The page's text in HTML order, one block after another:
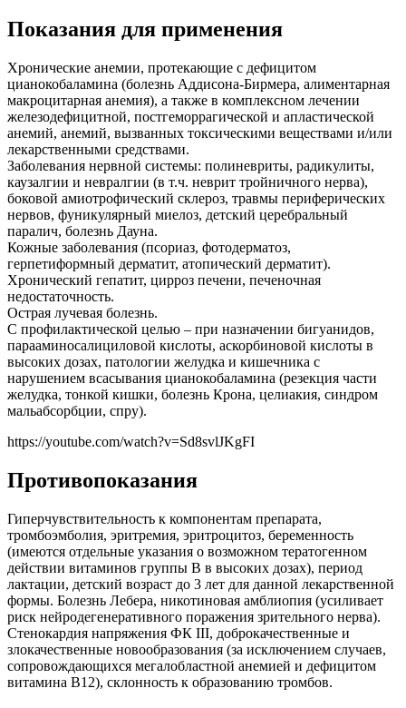
Показания для применения
Хронические анемии, протекающие с дефицитом
цианокобаламина (болезнь Аддисона-Бирмера, алиментарная
макроцитарная анемия), а также в комплексном лечении
железодефицитной, постгеморрагической и апластической
анемий, анемий, вызванных токсическими веществами и/или
лекарственными средствами.
Заболевания нервной системы: полиневриты, радикулиты,
каузалгии и невралгии (в т.ч. неврит тройничного нерва),
боковой амиотрофический склероз, травмы периферических
нервов, фуникулярный миелоз, детский церебральный
паралич, болезнь Дауна.
Кожные заболевания (псориаз, фотодерматоз,
герпетиформный дерматит, атопический дерматит).
Хронический гепатит, цирроз печени, печеночная
недостаточность.
Острая лучевая болезнь.
С профилактической целью – при назначении бигуанидов,
парааминосалициловой кислоты, аскорбиновой кислоты в
высоких дозах, патологии желудка и кишечника с
нарушением всасывания цианокобаламина (резекция части
желудка, тонкой кишки, болезнь Крона, целиакия, синдром
мальабсорбции, спру).
https://youtube.com/watch?v=Sd8svlJKgFI
Противопоказания
Гиперчувствительность к компонентам препарата,
тромбоэмболия, эритремия, эритроцитоз, беременность
(имеются отдельные указания о возможном тератогенном
действии витаминов группы В в высоких дозах), период
лактации, детский возраст до 3 лет для данной лекарственной
формы. Болезнь Лебера, никотиновая амблиопия (усиливает
риск нейродегенеративного поражения зрительного нерва).
Стенокардия напряжения ФК III, доброкачественные и
злокачественные новообразования (за исключением случаев,
сопровождающихся мегалобластной анемией и дефицитом
витамина B12), склонность к образованию тромбов.